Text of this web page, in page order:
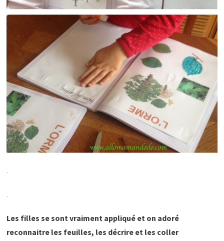
.
.
Les filles se sont vraiment appliqué et on adoré
reconnaitre les feuilles, les décrire et les coller